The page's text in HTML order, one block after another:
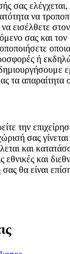
σας ελέγχεται,
να
εισέλθετε
σας και
ή
τα απαραίτητα
την
σας
και
και
θα είναι